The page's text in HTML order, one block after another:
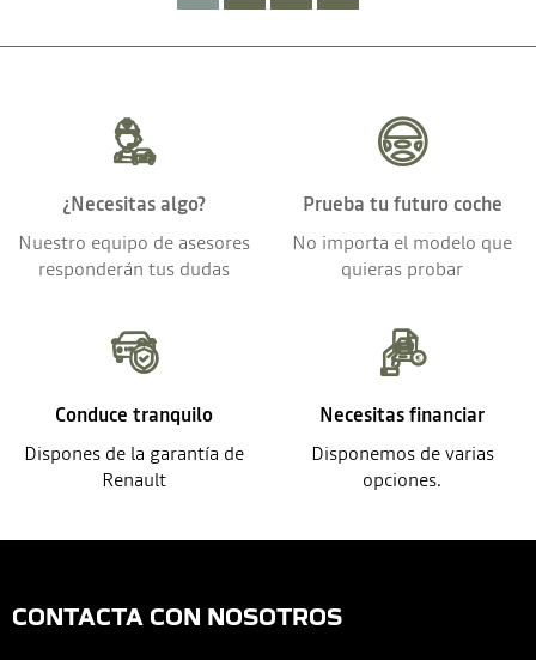
¿Necesitas algo?
Nuestro equipo de asesores
responderán tus dudas
Prueba tu futuro coche
No importa el modelo que
quieras probar
Conduce tranquilo
Dispones de la garantía de
Renault
Necesitas financiar
Disponemos de varias
opciones.
CONTACTA CON NOSOTROS